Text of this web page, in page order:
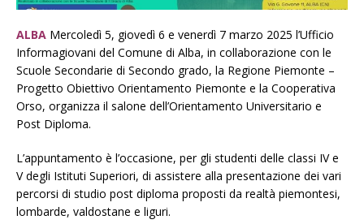
ALBA Mercoledì 5, giovedì 6 e venerdì 7 marzo 2025 l’Ufficio
Informagiovani del Comune di Alba, in collaborazione con le
Scuole Secondarie di Secondo grado, la Regione Piemonte –
Progetto Obiettivo Orientamento Piemonte e la Cooperativa
Orso, organizza il salone dell’Orientamento Universitario e
Post Diploma.
L’appuntamento è l’occasione, per gli studenti delle classi IV e
V degli Istituti Superiori, di assistere alla presentazione dei vari
percorsi di studio post diploma proposti da realtà piemontesi,
lombarde, valdostane e liguri.